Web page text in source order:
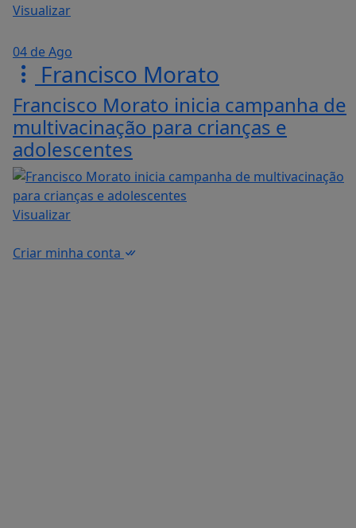
Visualizar
04 de Ago
Francisco Morato
Francisco Morato inicia campanha de
multivacinação para crianças e
adolescentes
Visualizar
Criar minha conta